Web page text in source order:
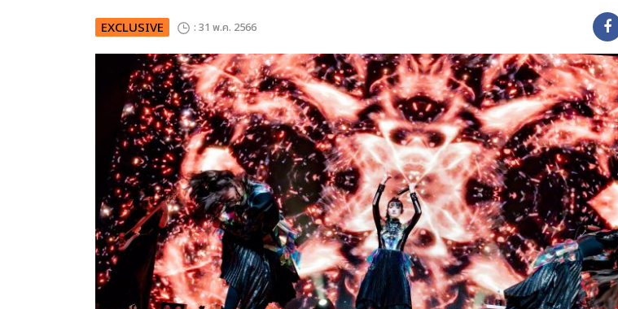
EXCLUSIVE : 31 พ.ค. 2566